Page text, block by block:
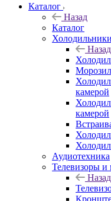
Каталог
Назад
Каталог
Холодильники
Назад
камерой
камерой
Аудиотехника
Телевизоры и
Назад